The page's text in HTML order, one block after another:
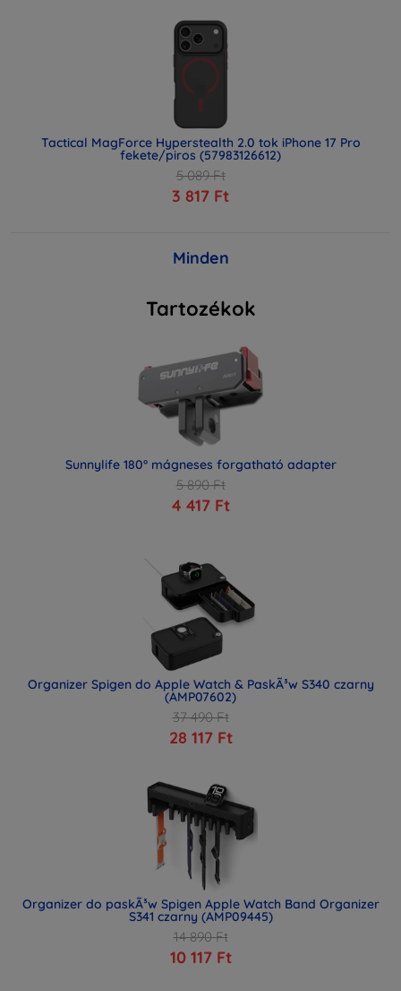
Tactical MagForce Hyperstealth 2.0 tok iPhone 17 Pro
fekete/piros (57983126612)
5 089 Ft
3 817 Ft
Minden
Tartozékok
Sunnylife 180° mágneses forgatható adapter
5 890 Ft
4 417 Ft
Organizer Spigen do Apple Watch & PaskÃ³w S340 czarny
(AMP07602)
37 490 Ft
28 117 Ft
Organizer do paskÃ³w Spigen Apple Watch Band Organizer
S341 czarny (AMP09445)
14 890 Ft
10 117 Ft